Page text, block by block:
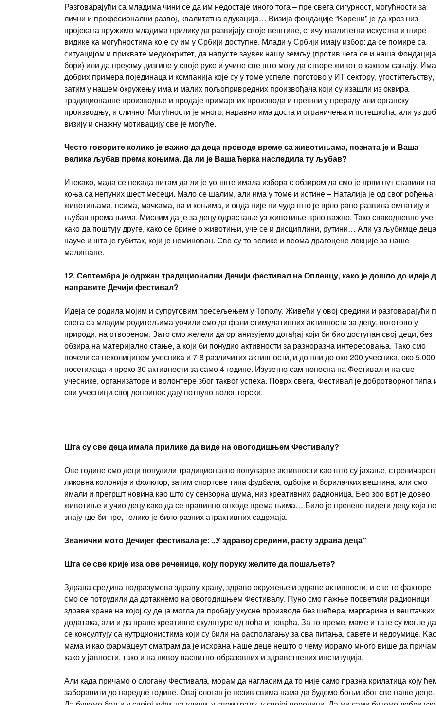
Разговарајући са младима чини се да им недостаје много тога – пре свега сигурност, могућности за
лични и професионални развој, квалитетна едукација… Визија фондације “Kорени” је да кроз низ
пројеката пружимо младима прилику да развијају своје вештине, стичу квалитетна искуства и шире
видике ка могућностима које су им у Србији доступне. Млади у Србији имају избор: да се помире са
ситуацијом и прихвате медиокритет, да напусте заувек нашу земљу (против чега се и наша Фондација
бори) или да преузму дизгине у своје руке и учине све што могу да створе живот о каквом сањају.
добрих примера појединаца и компанија које су у томе успеле, поготово у ИТ сектору, угоститељству,
затим у нашем окружењу има и малих пољопривредних произвођача који су изашли из оквира
традиционалне производње и продаје примарних производа и прешли у прераду или органску
производњу, и слично. Могућности је много, наравно има доста и ограничења и потешкоћа, али уз
визију и снажну мотивацију све је могуће.
Често говорите колико је важно да деца проводе време са животињама, позната је и Ваша
велика љубав према коњима. Да ли је Ваша ћерка наследила ту љубав?
Итекако, мада се некада питам да ли је уопште имала избора с обзиром да смо је први пут ставили на
коња са непуних шест месеци. Мало се шалим, али има у томе и истине – Наталија је од свог рођења
животињама, псима, мачкама, па и коњима, и онда није ни чудо што је врло рано развила емпатију и
љубав према њима. Мислим да је за децу одрастање уз животиње врло важно. Тако свакодневно уче
како да поштују друге, како се брине о животињи, уче се и дисциплини, рутини… Али уз љубимце деца
науче и шта је губитак, који је неминован. Све су то велике и веома драгоцене лекције за наше
малишане.
12. Септембра је одржан традиционални Дечији фестивал на Опленцу, како је дошло до идеје
направите Дечији фестивал?
Идеја се родила мојим и супруговим пресељењем у Тополу. Живећи у овој средини и разговарајући
свега са младим родитељима уочили смо да фали стимулативних активности за децу, поготово у
природи, на отвореном. Зато смо желели да организујемо догађај који би био доступан свој деци, без
обзира на материјално стање, а који би понудио активности за разноразна интересовања. Тако смо
почели са неколицином учесника и 7-8 различитих активности, и дошли до око 200 учесника, око 5.000
посетилаца и преко 30 активности за само 4 године. Изузетно сам поносна на Фестивал и на све
учеснике, организаторе и волонтере због таквог успеха. Поврх свега, Фестивал је добротворног типа
сви учесници свој допринос дају потпуно волонтерски.
Шта су све деца имала прилике да виде на овогодишњем Фестивалу?
Ове године смо деци понудили традиционално популарне активности као што су јахање,
ликовна колонија и фолклор, затим спортове типа фудбала, одбојке и борилачких вештина, али смо
имали и прегршт новина као што су сензорна шума, низ креативних радионица, Бео зоо врт је довео
животиње и учио децу како да се правилно опходе према њима… Било је прелепо видети децу која не
знају где би пре, толико је било разних атрактивних садржаја.
Званични мото Дечијег фестивала је: „У здравој средини, расту здрава деца“
Шта се све крије иза ове реченице, коју поруку желите да пошаљете?
Здрава средина подразумева здраву храну, здраво окружење и здраве активности, и све те факторе
смо се потрудили да дотакнемо на овогодишњем Фестивалу. Пуно смо пажње посветили радионици
здраве хране на којој су деца могла да пробају укусне производе без шећера, маргарина и вештачких
додатака, али и да праве креативне скулптуре од воћа и поврћа. За то време, маме и тате су могле да
се консултују са нутрционистима који су били на располагању за сва питања, савете и недоумице.
мама и као фармацеут сматрам да је исхрана наше деце нешто о чему морамо много више да
како у јавности, тако и на нивоу васпитно-образовних и здравствених институција.
Али када причамо о слогану Фестивала, морам да нагласим да то није само празна крилатица коју
заборавити до наредне године. Овај слоган је позив свима нама да будемо бољи због све наше деце.